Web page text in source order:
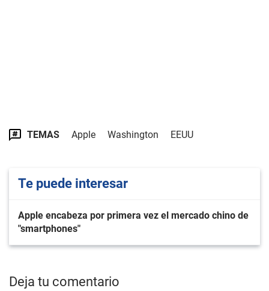
TEMAS Apple Washington EEUU
Te puede interesar
Apple encabeza por primera vez el mercado chino de
"smartphones"
Deja tu comentario